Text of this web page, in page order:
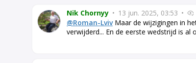
Nik Chornyy • 13 jun. 2025, 03:53 •
@Roman-LvivMaar de wijzigingen in
verwijderd... En de eerste wedstrijd is al